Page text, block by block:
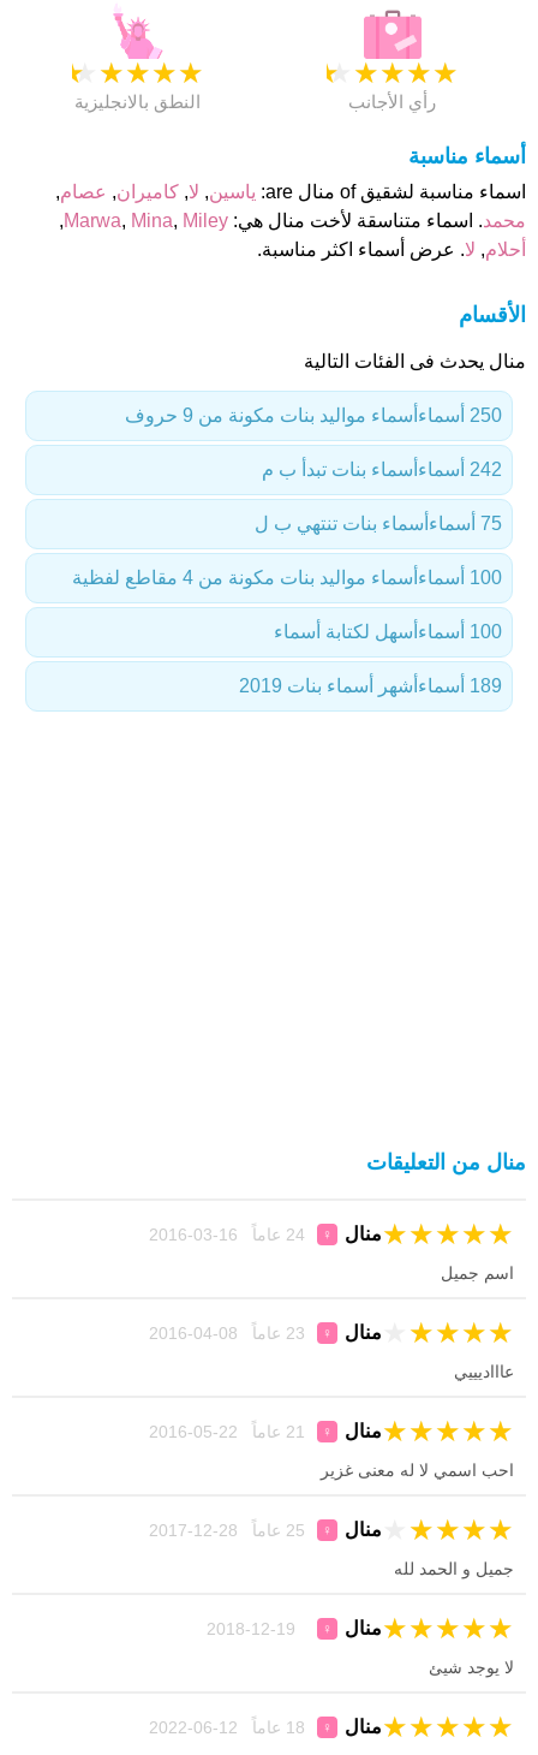
★
★
★
★
★
النطق بالانجليزية
★
★
★
★
★
رأي الأجانب
أسماء مناسبة
اسماء مناسبة لشقيق of منال are: ياسين, لا, كاميران, عصام,
محمد. اسماء متناسقة لأخت منال هي: Marwa, Mina, Miley
,
أحلام, لا. عرض أسماء اكثر مناسبة.
الأقسام
منال يحدث فى الفئات التالية
أسماء مواليد بنات مكونة من 9 حروف 250 أسماء
أسماء بنات تبدأ ب م 242 أسماء
أسماء بنات تنتهي ب ل 75 أسماء
أسماء مواليد بنات مكونة من 4 مقاطع لفظية 100 أسماء
أسهل لكتابة أسماء 100 أسماء
أشهر أسماء بنات 2019 189 أسماء
منال من التعليقات
منال ♀ ★
★
★
★
★
اسم جميل
منال ♀ ★
★
★
★
عاااديييي
منال ♀ ★
★
★
★
★
احب اسمي لا له معنى غزير
منال ♀ ★
★
★
★
جميل و الحمد لله
منال ♀ ★
★
★
★
★
لا يوجد شيئ
منال ♀ ★
★
★
★
★